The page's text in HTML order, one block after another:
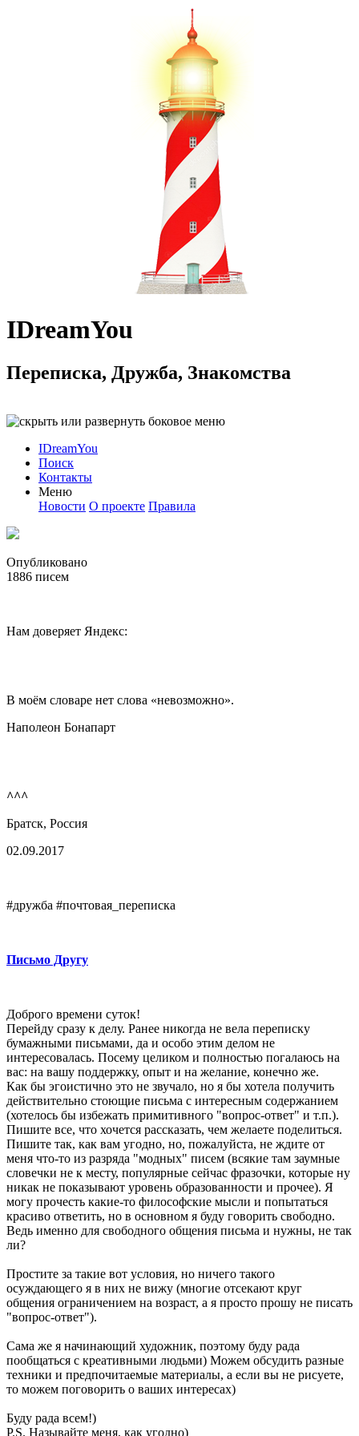
IDreamYou
Переписка, Дружба, Знакомства
IDreamYou
Поиск
Контакты
Меню
Новости О проекте Правила
Опубликовано
1886 писем
Нам доверяет Яндекс:
В моём словаре нет слова «невозможно».
Наполеон Бонапарт
^^^
Братск, Россия
02.09.2017
#дружба #почтовая_переписка
Письмо Другу
Доброго времени суток!
Перейду сразу к делу. Ранее никогда не вела переписку
бумажными письмами, да и особо этим делом не
интересовалась. Посему целиком и полностью погалаюсь на
вас: на вашу поддержку, опыт и на желание, конечно же.
Как бы эгоистично это не звучало, но я бы хотела получить
действительно стоющие письма с интересным содержанием
(хотелось бы избежать примитивного "вопрос-ответ" и т.п.).
Пишите все, что хочется рассказать, чем желаете поделиться.
Пишите так, как вам угодно, но, пожалуйста, не ждите от
меня что-то из разряда "модных" писем (всякие там заумные
словечки не к месту, популярные сейчас фразочки, которые ну
никак не показывают уровень образованности и прочее). Я
могу прочесть какие-то философские мысли и попытаться
красиво ответить, но в основном я буду говорить свободно.
Ведь именно для свободного общения письма и нужны, не так
ли?
Простите за такие вот условия, но ничего такого
осуждающего я в них не вижу (многие отсекают круг
общения ограничением на возраст, а я просто прошу не писать
"вопрос-ответ").
Сама же я начинающий художник, поэтому буду рада
пообщаться с креативными людьми) Можем обсудить разные
техники и предпочитаемые материалы, а если вы не рисуете,
то можем поговорить о ваших интересах)
Буду рада всем!)
P.S. Называйте меня, как угодно)